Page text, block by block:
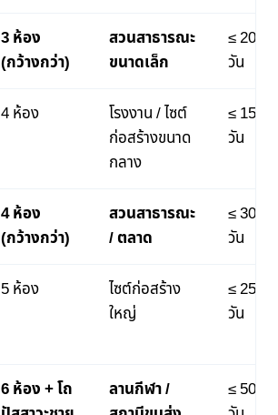
3 ห้อง
(กว้างกว่า)
สวนสาธารณะ
ขนาดเล็ก
≤ 200
วัน
4 ห้อง
โรงงาน / ไซต์
ก่อสร้างขนาด
กลาง
≤ 150
วัน
4 ห้อง
(กว้างกว่า)
สวนสาธารณะ
/ ตลาด
≤ 300
วัน
5 ห้อง
ไซต์ก่อสร้าง
ใหญ่
≤ 250
วัน
6 ห้อง + โถ
ลานกีฬา /
≤ 500